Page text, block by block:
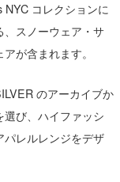
コレクションに
、スノーウェア・サ
が含まれます。
のアーカイブか
選び、ハイファッシ
パレルレンジをデザ